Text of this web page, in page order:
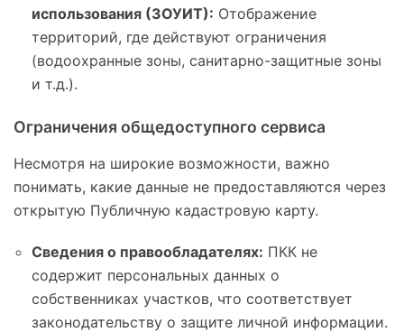
использования (ЗОУИТ): Отображение
территорий, где действуют ограничения
(водоохранные зоны, санитарно-защитные зоны
и т.д.).
Ограничения общедоступного сервиса
Несмотря на широкие возможности, важно
понимать, какие данные не предоставляются через
открытую Публичную кадастровую карту.
Сведения о правообладателях: ПКК не
содержит персональных данных о
собственниках участков, что соответствует
законодательству о защите личной информации.